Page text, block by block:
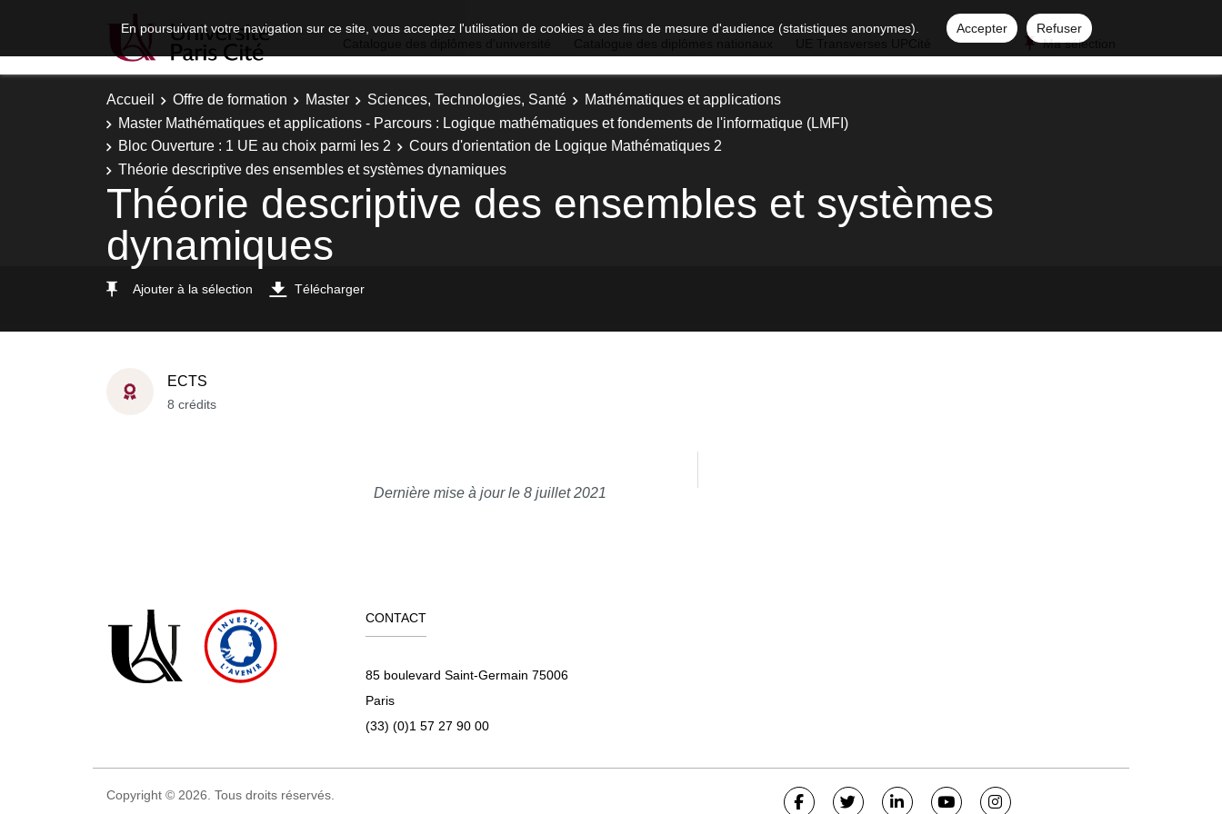
En poursuivant votre navigation sur ce site, vous acceptez l'utilisation de cookies à des fins de mesure d'audience (statistiques anonymes). Accepter
Refuser
Ma sélection
Accueil Offre de formation Master Sciences, Technologies, Santé
Mathématiques et applications
Master Mathématiques et applications - Parcours : Logique mathématiques et fondements de l'informatique (LMFI)
Bloc Ouverture : 1 UE au choix parmi les 2
Cours d'orientation de Logique Mathématiques 2
Théorie descriptive des ensembles et systèmes dynamiques
Théorie descriptive des ensembles et systèmes
dynamiques
Ajouter à la sélection Télécharger
ECTS
8 crédits
Dernière mise à jour le 8 juillet 2021
CONTACT
85 boulevard Saint-Germain 75006
Paris
(33) (0)1 57 27 90 00
Copyright © 2026. Tous droits réservés.